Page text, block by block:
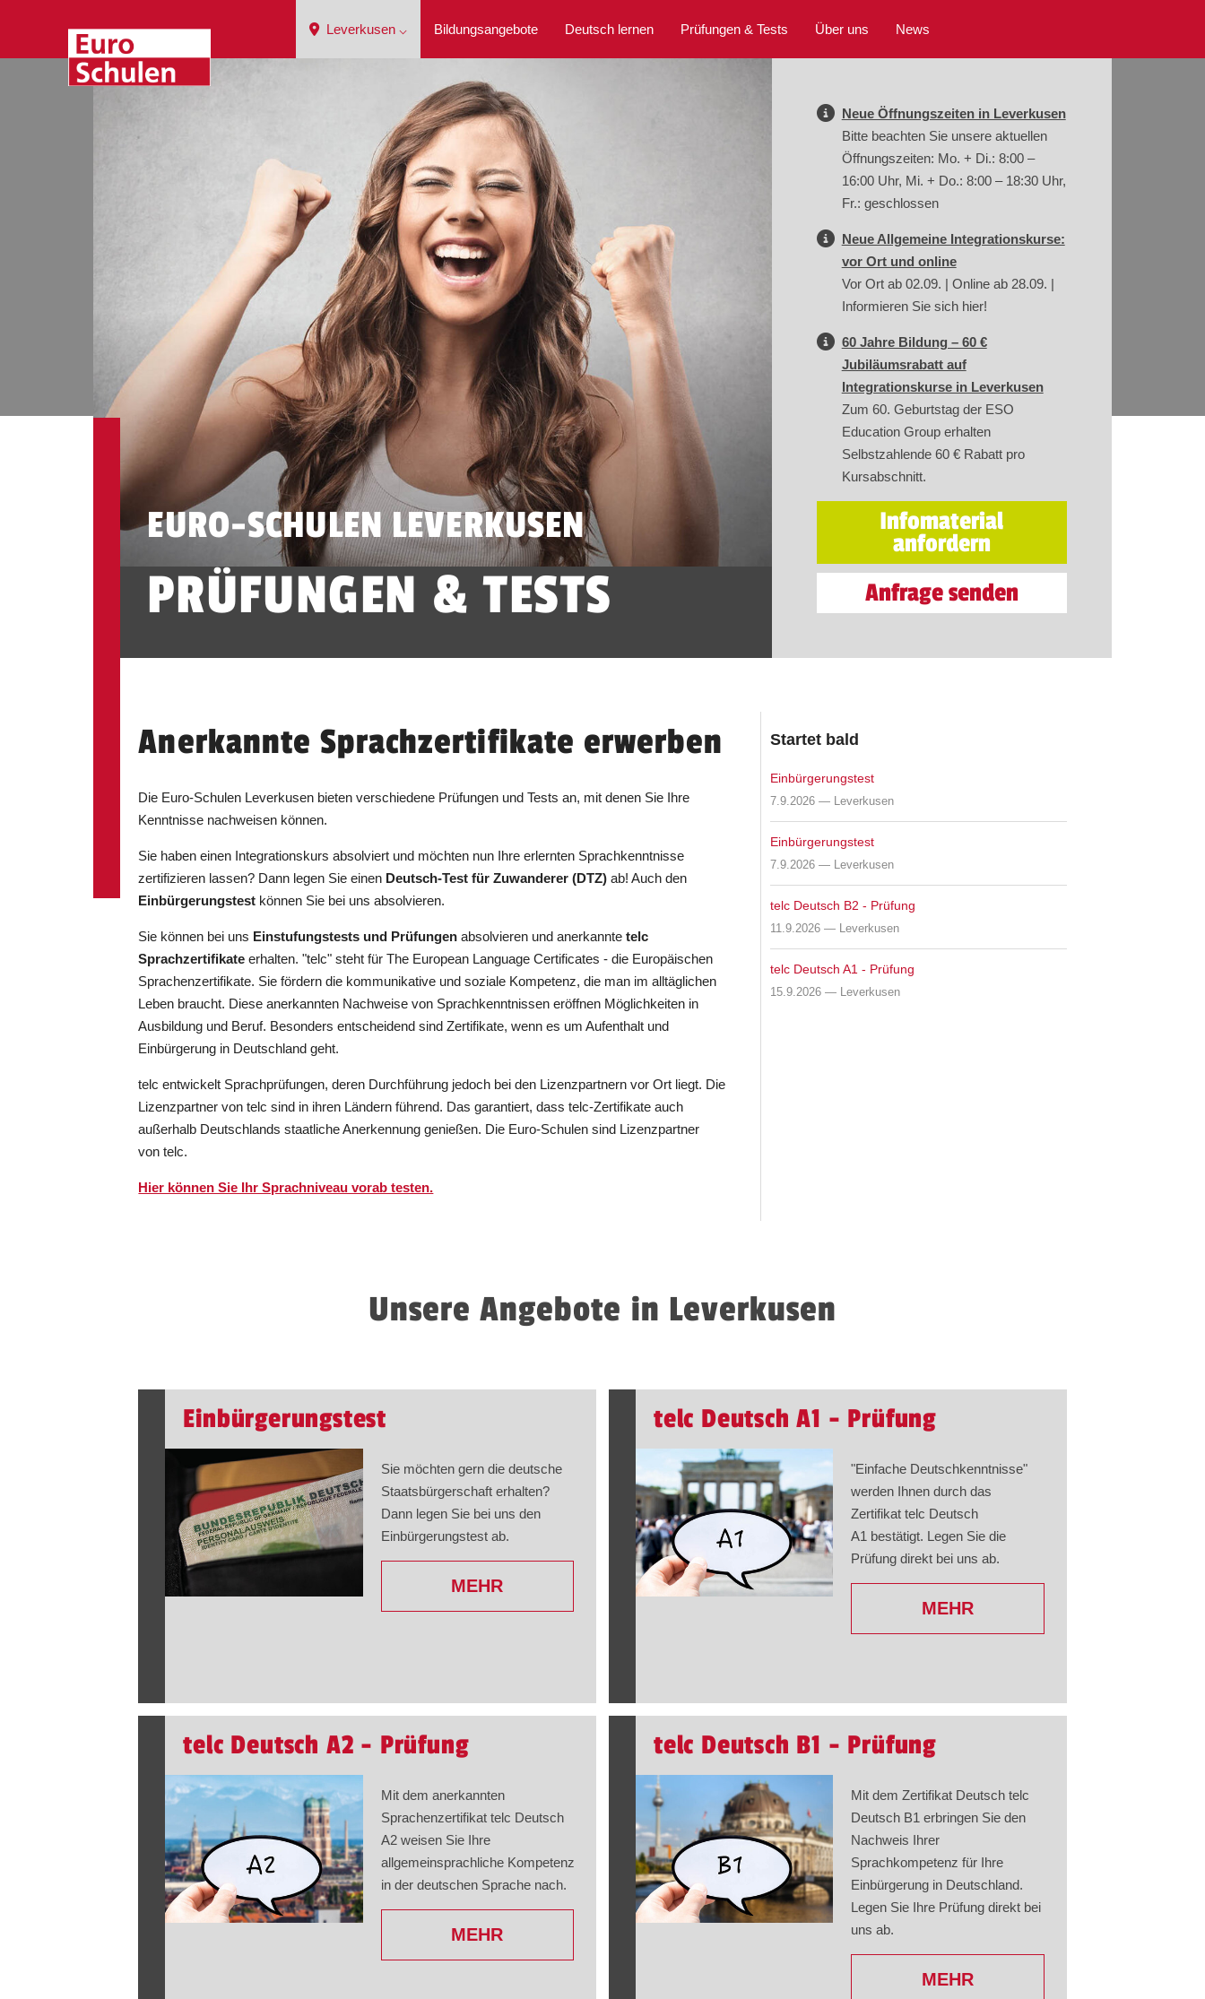
Leverkusen ⌵ Bildungsangebote Deutsch lernen Prüfungen & Tests Über uns News
EURO-SCHULEN LEVERKUSEN
PRÜFUNGEN & TESTS
Neue Öffnungszeiten in Leverkusen
Bitte beachten Sie unsere aktuellen
Öffnungszeiten: Mo. + Di.: 8:00 –
16:00 Uhr, Mi. + Do.: 8:00 – 18:30 Uhr,
Fr.: geschlossen
Neue Allgemeine Integrationskurse:
vor Ort und online
Vor Ort ab 02.09. | Online ab 28.09. |
Informieren Sie sich hier!
60 Jahre Bildung – 60 €
Jubiläumsrabatt auf
Integrationskurse in Leverkusen
Zum 60. Geburtstag der ESO
Education Group erhalten
Selbstzahlende 60 € Rabatt pro
Kursabschnitt.
Infomaterial
anfordern
Anfrage senden
Anerkannte Sprachzertifikate erwerben
Die Euro-Schulen Leverkusen bieten verschiedene Prüfungen und Tests an, mit denen Sie Ihre
Kenntnisse nachweisen können.
Sie haben einen Integrationskurs absolviert und möchten nun Ihre erlernten Sprachkenntnisse
zertifizieren lassen? Dann legen Sie einen Deutsch-Test für Zuwanderer (DTZ) ab! Auch den
Einbürgerungstest können Sie bei uns absolvieren.
Sie können bei uns Einstufungstests und Prüfungenabsolvieren und anerkannte telc
Sprachzertifikate erhalten. "telc" steht für The European Language Certificates - die Europäischen
Sprachenzertifikate. Sie fördern die kommunikative und soziale Kompetenz, die man im alltäglichen
Leben braucht. Diese anerkannten Nachweise von Sprachkenntnissen eröffnen Möglichkeiten in
Ausbildung und Beruf. Besonders entscheidend sind Zertifikate, wenn es um Aufenthalt und
Einbürgerung in Deutschland geht.
telc entwickelt Sprachprüfungen, deren Durchführung jedoch bei den Lizenzpartnern vor Ort liegt. Die
Lizenzpartner von telc sind in ihren Ländern führend. Das garantiert, dass telc-Zertifikate auch
außerhalb Deutschlands staatliche Anerkennung genießen. Die Euro-Schulen sind Lizenzpartner
von telc.
Hier können Sie Ihr Sprachniveau vorab testen.
Startet bald
Einbürgerungstest
7.9.2026 — Leverkusen
Einbürgerungstest
7.9.2026 — Leverkusen
telc Deutsch B2 - Prüfung
11.9.2026 — Leverkusen
telc Deutsch A1 - Prüfung
15.9.2026 — Leverkusen
Unsere Angebote in Leverkusen
Einbürgerungstest
Sie möchten gern die deutsche
Staatsbürgerschaft erhalten?
Dann legen Sie bei uns den
Einbürgerungstest ab.
MEHR
telc Deutsch A1 - Prüfung
"Einfache Deutschkenntnisse"
werden Ihnen durch das
Zertifikat telc Deutsch
A1 bestätigt. Legen Sie die
Prüfung direkt bei uns ab.
MEHR
telc Deutsch A2 - Prüfung
Mit dem anerkannten
Sprachenzertifikat telc Deutsch
A2 weisen Sie Ihre
allgemeinsprachliche Kompetenz
in der deutschen Sprache nach.
MEHR
telc Deutsch B1 - Prüfung
Mit dem Zertifikat Deutsch telc
Deutsch B1 erbringen Sie den
Nachweis Ihrer
Sprachkompetenz für Ihre
Einbürgerung in Deutschland.
Legen Sie Ihre Prüfung direkt bei
uns ab.
MEHR